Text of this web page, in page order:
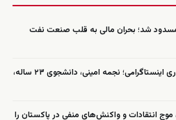
شد؛ بحران مالی به قلب صنعت نفت
اتهام «محاربه» برای چند استوری اینستاگرامی؛ نجمه امینی، دانشجوی ۲۳ ساله،
موج انتقادات و واکنش‌های منفی در پاکستان را